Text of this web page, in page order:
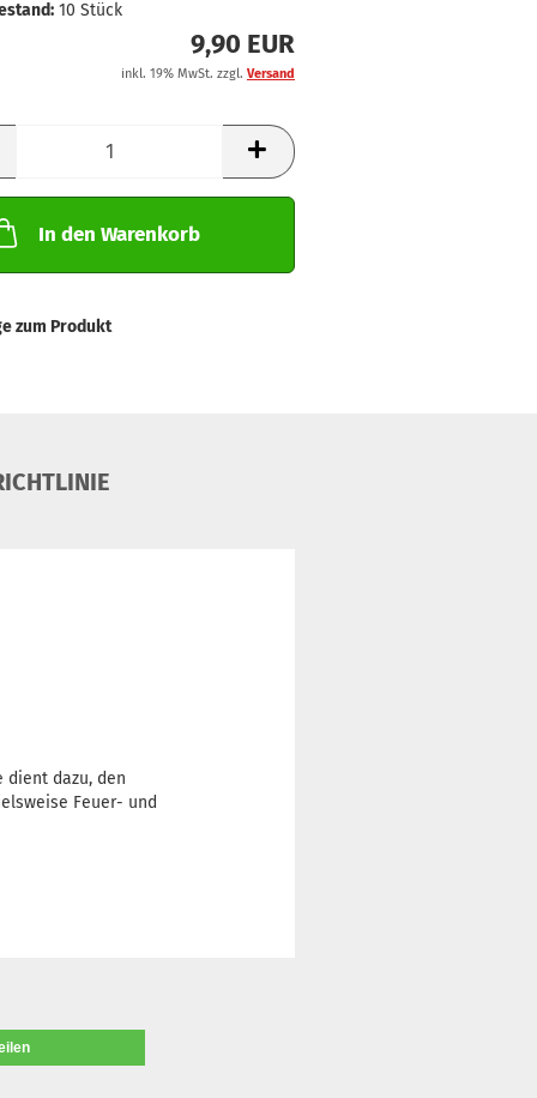
10 Stück
9,90 EUR
inkl. 19% MwSt. zzgl. Versand
In den Warenkorb
zum Produkt
dient dazu, den
Feuer- und